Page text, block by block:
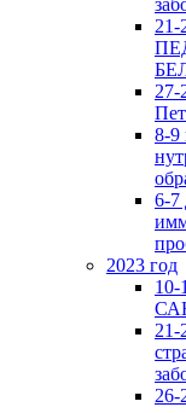
27-
8-9
6-7
2023 год
21-
26-